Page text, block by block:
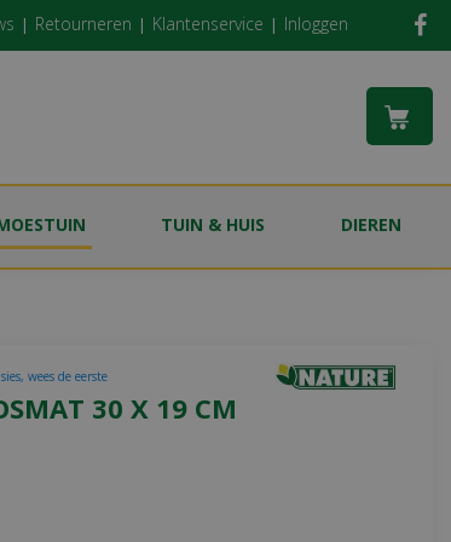
Retourneren Klantenservice Inloggen
TUIN & HUIS DIEREN
30 X 19 CM
wees de eerste